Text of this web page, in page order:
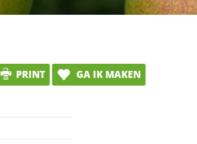
PRINT GA IK MAKEN